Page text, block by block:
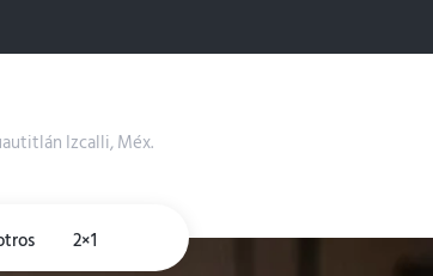
Izcalli, Méx.
2×1